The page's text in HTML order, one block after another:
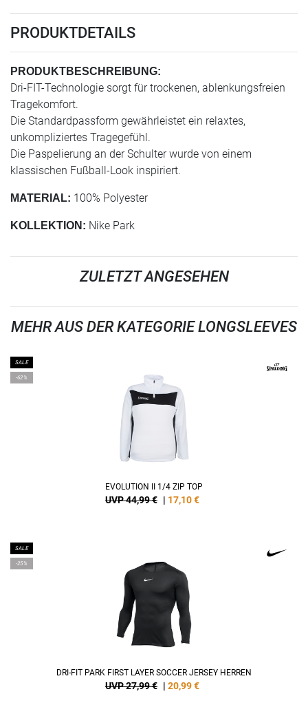
PRODUKTDETAILS
PRODUKTBESCHREIBUNG:
Dri-FIT-Technologie sorgt für trockenen, ablenkungsfreien
Tragekomfort.
Die Standardpassform gewährleistet ein relaxtes,
unkompliziertes Tragegefühl.
Die Paspelierung an der Schulter wurde von einem
klassischen Fußball-Look inspiriert.
MATERIAL: 100% Polyester
KOLLEKTION: Nike Park
ZULETZT ANGESEHEN
MEHR AUS DER KATEGORIE LONGSLEEVES
SALE
-62%
EVOLUTION II 1/4 ZIP TOP
UVP 44,99 € | 17,10€
SALE
-25%
DRI-FIT PARK FIRST LAYER SOCCER JERSEY HERREN
UVP 27,99 € | 20,99€